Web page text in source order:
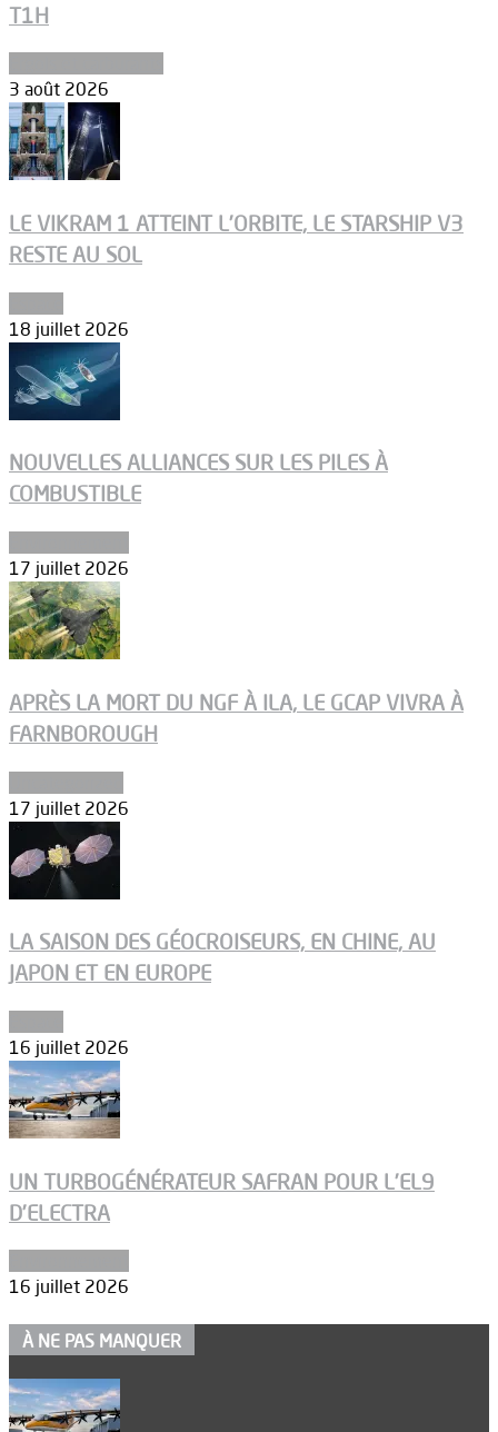
T1H
3 août 2026
LE VIKRAM 1 ATTEINT L’ORBITE, LE STARSHIP V3
RESTE AU SOL
18 juillet 2026
NOUVELLES ALLIANCES SUR LES PILES À
COMBUSTIBLE
17 juillet 2026
APRÈS LA MORT DU NGF À ILA, LE GCAP VIVRA À
FARNBOROUGH
17 juillet 2026
LA SAISON DES GÉOCROISEURS, EN CHINE, AU
JAPON ET EN EUROPE
16 juillet 2026
UN TURBOGÉNÉRATEUR SAFRAN POUR L’EL9
D’ELECTRA
16 juillet 2026
À NE PAS MANQUER